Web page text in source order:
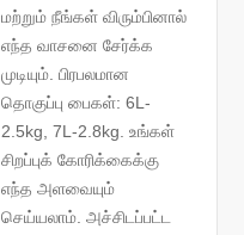
மற்றும் நீங்கள் விரும்பினால்
எந்த வாசனை சேர்க்க
முடியும். பிரபலமான
தொகுப்பு பைகள்: 6L-
2.5kg, 7L-2.8kg. உங்கள்
சிறப்புக் கோரிக்கைக்கு
எந்த அளவையும்
செய்யலாம். அச்சிடப்பட்ட